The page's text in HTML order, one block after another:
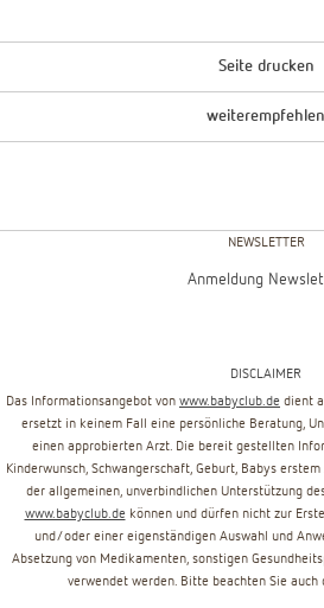
Seite drucken
weiterempfehlen
NEWSLETTER
Anmeldung
DISCLAIMER
Das Informationsangebot von www.babyclub.de dient
ersetzt in keinem Fall eine persönliche Beratung,
einen approbierten Arzt. Die bereit gestellten
Kinderwunsch, Schwangerschaft, Geburt, Babys
der allgemeinen, unverbindlichen Unterstützung
www.babyclub.de können und dürfen nicht zur
und/oder einer eigenständigen Auswahl und
Absetzung von Medikamenten, sonstigen
verwendet werden. Bitte beachten Sie auch